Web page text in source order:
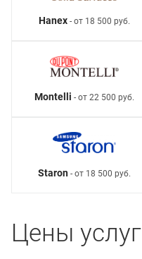
Hanex - от 18 500 руб.
Montelli - от 22 500 руб.
Staron - от 18 500 руб.
Цены услуг